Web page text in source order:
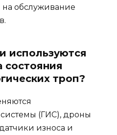
на обслуживание
используются
состояния
троп?
(ГИС), дроны
износа и